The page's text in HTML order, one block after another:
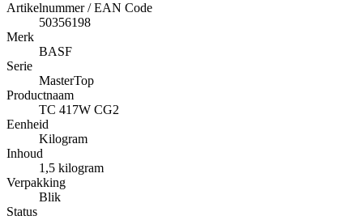
Artikelnummer / EAN Code
50356198
Merk
BASF
Serie
MasterTop
Productnaam
TC 417W CG2
Eenheid
Kilogram
Inhoud
1,5 kilogram
Verpakking
Blik
Status